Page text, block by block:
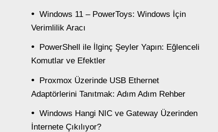
Windows 11 – PowerToys: Windows İçin
Verimlilik Aracı
PowerShell ile İlginç Şeyler Yapın: Eğlenceli
Komutlar ve Efektler
Proxmox Üzerinde USB Ethernet
Adaptörlerini Tanıtmak: Adım Adım Rehber
Windows Hangi NIC ve Gateway Üzerinden
İnternete Çıkılıyor?